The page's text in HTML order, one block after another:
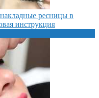
ресницы в
инструкция